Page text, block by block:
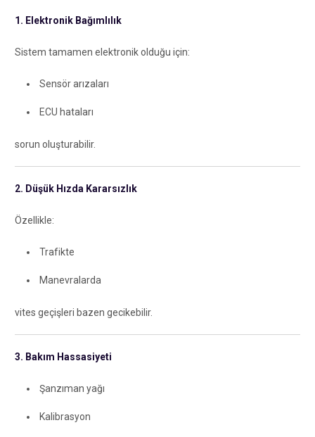
1. Elektronik Bağımlılık
Sistem tamamen elektronik olduğu için:
Sensör arızaları
ECU hataları
sorun oluşturabilir.
2. Düşük Hızda Kararsızlık
Özellikle:
Trafikte
Manevralarda
vites geçişleri bazen gecikebilir.
3. Bakım Hassasiyeti
Şanzıman yağı
Kalibrasyon